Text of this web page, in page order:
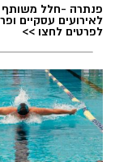
פנתרה -חלל משותף
לאירועים עסקיים
לפרטים לחצו >>